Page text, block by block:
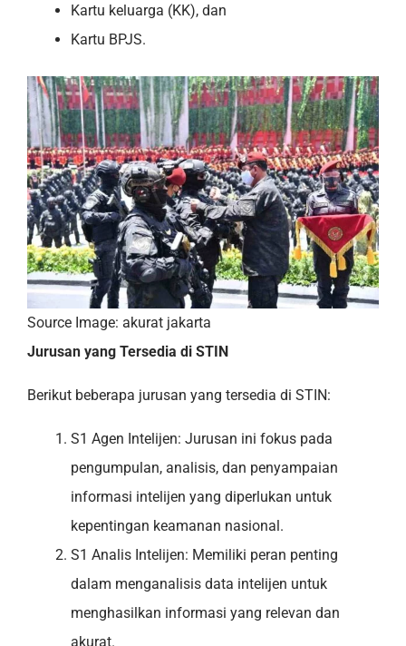
Kartu keluarga (KK), dan
Kartu BPJS.
Source Image: akurat jakarta
Jurusan yang Tersedia di STIN
Berikut beberapa jurusan yang tersedia di STIN:
S1 Agen Intelijen: Jurusan ini fokus pada
pengumpulan, analisis, dan penyampaian
informasi intelijen yang diperlukan untuk
kepentingan keamanan nasional.
S1 Analis Intelijen: Memiliki peran penting
dalam menganalisis data intelijen untuk
menghasilkan informasi yang relevan dan
akurat.